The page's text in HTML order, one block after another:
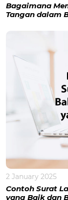
Bagaimana
Tangan dalam
2 January 2025
Contoh Surat
yang Baik dan